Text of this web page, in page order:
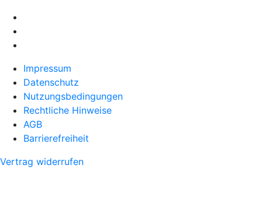
Impressum
Datenschutz
Nutzungsbedingungen
Rechtliche Hinweise
AGB
Barrierefreiheit
Vertrag widerrufen